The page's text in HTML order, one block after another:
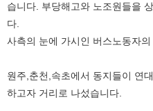
습니다. 부당해고와 노조원들을
다.
사측의 눈에 가시인 버스노동자
원주,춘천,속초에서 동지들이 연
하고자 거리로 나섰습니다.